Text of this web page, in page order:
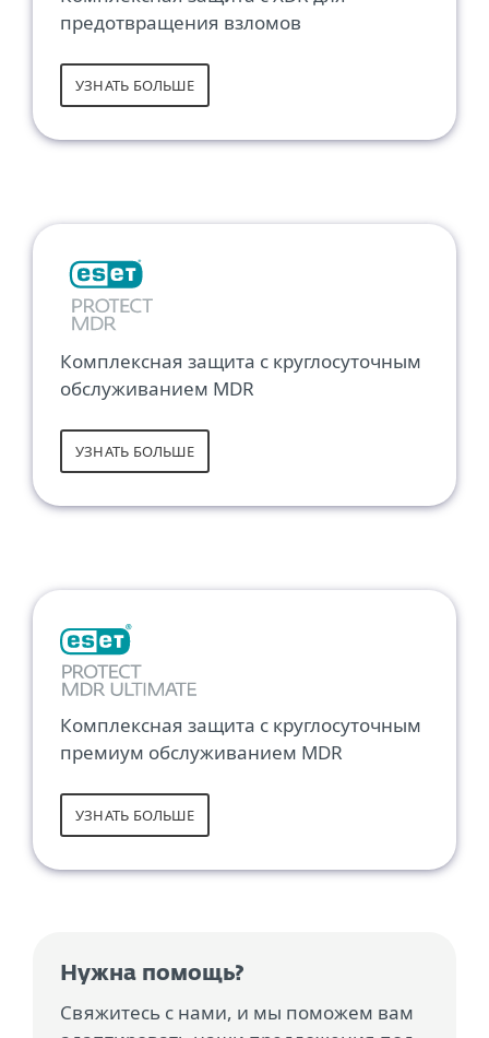
предотвращения взломов
УЗНАТЬ БОЛЬШЕ
Комплексная защита с круглосуточным
обслуживанием MDR
УЗНАТЬ БОЛЬШЕ
Комплексная защита с круглосуточным
премиум обслуживанием MDR
УЗНАТЬ БОЛЬШЕ
Нужна помощь?
Свяжитесь с нами, и мы поможем вам